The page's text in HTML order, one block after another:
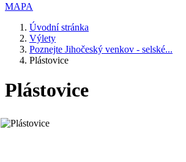
MAPA
Úvodní stránka
Výlety
Poznejte Jihočeský venkov - selské...
Plástovice
Plástovice